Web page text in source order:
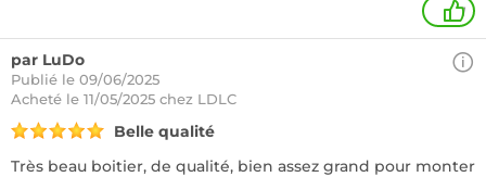
1
par LuDo
Publié le 09/06/2025
Acheté le 11/05/2025 chez LDLC
Belle qualité
Très beau boitier, de qualité, bien assez grand pour monter